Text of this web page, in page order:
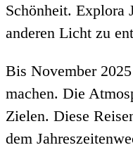
Schönheit. Explora
anderen Licht zu
Bis November
machen. Die
Zielen. Diese
dem